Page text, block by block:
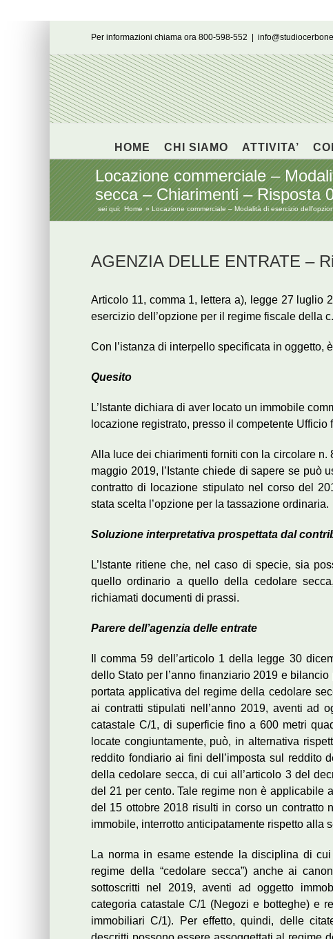
Per informazioni chiama ora 800-598-552
HOME CHI SIAMO ATTIVITA’
Locazione commerciale –
secca – Chiarimenti – Risposta
sei qui: Home Locazione commerciale – Modalità di esercizio
AGENZIA DELLE ENTRATE –
Articolo 11, comma 1, lettera a), legge 27 luglio
esercizio dell’opzione per il regime fiscale della
Con l’istanza di interpello specificata in oggetto,
Quesito
L’Istante dichiara di aver locato un immobile
locazione registrato, presso il competente
Alla luce dei chiarimenti forniti con la circolare
maggio 2019, l’Istante chiede di sapere se può
contratto di locazione stipulato nel corso del
stata scelta l’opzione per la tassazione ordinaria.
Soluzione interpretativa prospettata dal
L’Istante ritiene che, nel caso di specie, sia
quello ordinario a quello della cedolare
richiamati documenti di prassi.
Parere dell’agenzia delle entrate
Il comma 59 dell’articolo 1 della legge 30
dello Stato per l’anno finanziario 2019 e
portata applicativa del regime della cedolare
ai contratti stipulati nell’anno 2019, aventi ad
catastale C/1, di superficie fino a 600 metri
locate congiuntamente, può, in alternativa
reddito fondiario ai fini dell’imposta sul reddito
della cedolare secca, di cui all’articolo 3 del
del 21 per cento. Tale regime non è applicabile
del 15 ottobre 2018 risulti in corso un contratto
immobile, interrotto anticipatamente rispetto alla
La norma in esame estende la disciplina di
regime della “cedolare secca”) anche ai
sottoscritti nel 2019, aventi ad oggetto
categoria catastale C/1 (Negozi e botteghe) e
immobiliari C/1). Per effetto, quindi, delle